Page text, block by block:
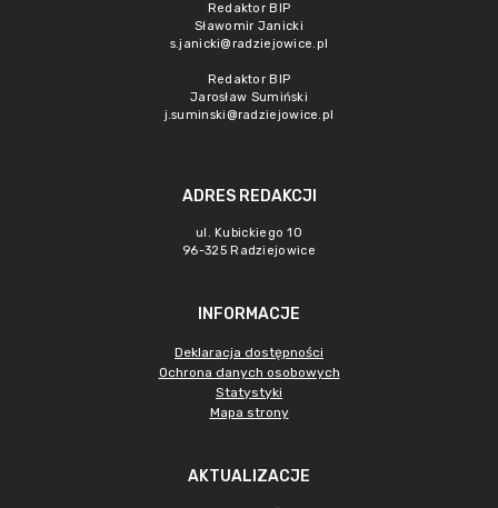
Redaktor BIP
Sławomir Janicki
s.janicki@radziejowice.pl
Redaktor BIP
Jarosław Sumiński
j.suminski@radziejowice.pl
ADRES REDAKCJI
ul. Kubickiego 10
96-325 Radziejowice
INFORMACJE
Deklaracja dostępności
Ochrona danych osobowych
Statystyki
Mapa strony
AKTUALIZACJE